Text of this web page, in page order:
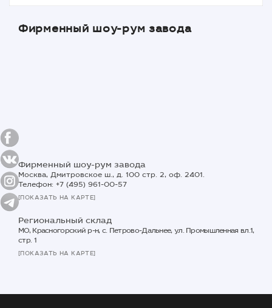
Фирменный шоу-рум завода
Фирменный шоу-рум завода
Москва, Дмитровское ш., д. 100 стр. 2, оф. 2401.
Телефон: +7 (495) 961-00-57
[ПОКАЗАТЬ НА КАРТЕ]
Региональный склад
МО, Красногорский р-н, с. Петрово-Дальнее, ул. Промышленная вл.1,
стр. 1
[ПОКАЗАТЬ НА КАРТЕ]